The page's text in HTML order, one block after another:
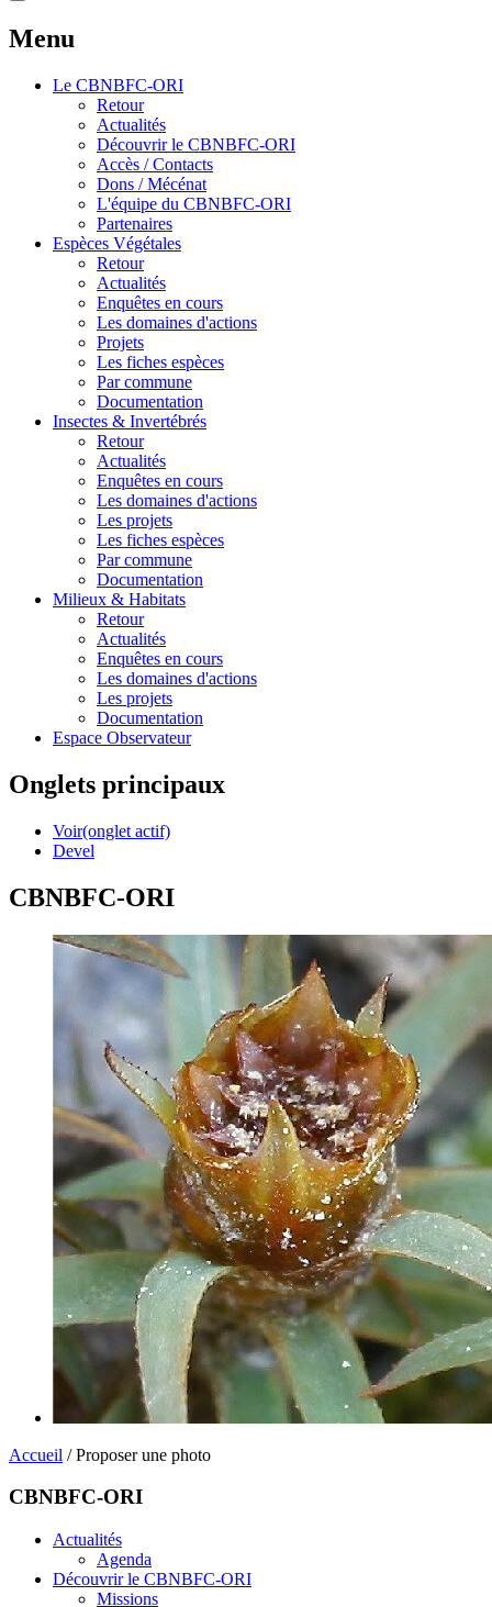
Menu
Le CBNBFC-ORI
Retour
Actualités
Découvrir le CBNBFC-ORI
Accès / Contacts
Dons / Mécénat
L'équipe du CBNBFC-ORI
Partenaires
Espèces Végétales
Retour
Actualités
Enquêtes en cours
Les domaines d'actions
Projets
Les fiches espèces
Par commune
Documentation
Insectes & Invertébrés
Retour
Actualités
Enquêtes en cours
Les domaines d'actions
Les projets
Les fiches espèces
Par commune
Documentation
Milieux & Habitats
Retour
Actualités
Enquêtes en cours
Les domaines d'actions
Les projets
Documentation
Espace Observateur
Onglets principaux
Voir(onglet actif)
Devel
CBNBFC-ORI
Accueil / Proposer une photo
CBNBFC-ORI
Actualités
Agenda
Découvrir le CBNBFC-ORI
Missions